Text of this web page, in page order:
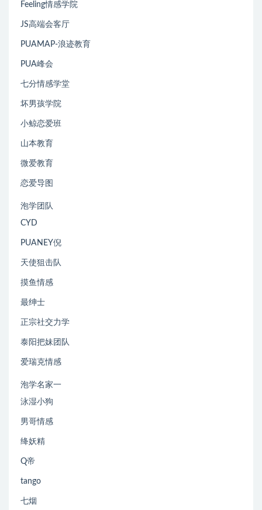
Feeling情感学院
JS高端会客厅
PUAMAP-浪迹教育
PUA峰会
七分情感学堂
坏男孩学院
小鲸恋爱班
山本教育
微爱教育
恋爱导图
泡学团队
CYD
PUANEY倪
天使狙击队
摸鱼情感
最绅士
正宗社交力学
泰阳把妹团队
爱瑞克情感
泡学名家一
泳湿小狗
男哥情感
绛妖精
Q帝
tango
七烟